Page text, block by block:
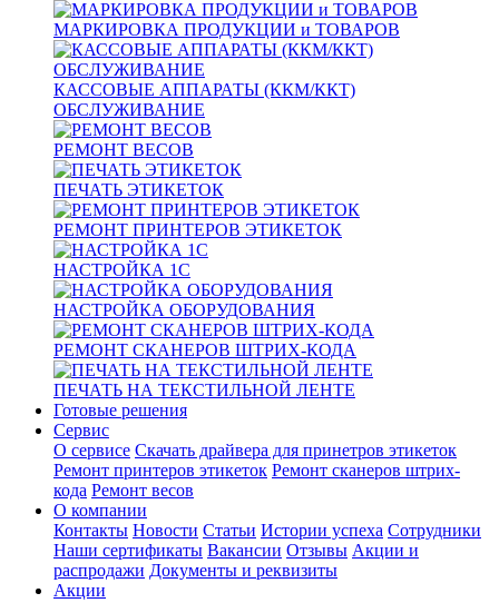
МАРКИРОВКА ПРОДУКЦИИ и ТОВАРОВ
КАССОВЫЕ АППАРАТЫ (ККМ/ККТ)
ОБСЛУЖИВАНИЕ
РЕМОНТ ВЕСОВ
ПЕЧАТЬ ЭТИКЕТОК
РЕМОНТ ПРИНТЕРОВ ЭТИКЕТОК
НАСТРОЙКА 1С
НАСТРОЙКА ОБОРУДОВАНИЯ
РЕМОНТ СКАНЕРОВ ШТРИХ-КОДА
ПЕЧАТЬ НА ТЕКСТИЛЬНОЙ ЛЕНТЕ
Готовые решения
Сервис
О сервисе Скачать драйвера для принетров этикеток
Ремонт принтеров этикеток Ремонт сканеров штрих-
кода Ремонт весов
О компании
Контакты Новости Статьи Истории успеха Сотрудники
Наши сертификаты Вакансии Отзывы Акции и
распродажи Документы и реквизиты
Акции